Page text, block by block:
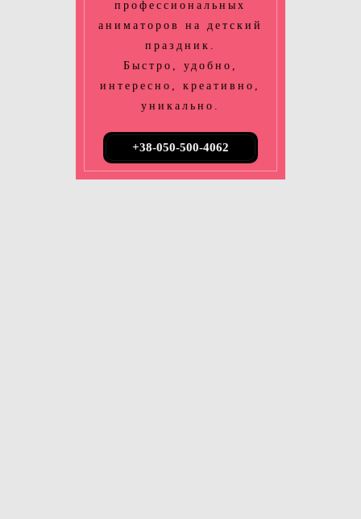
профессиональных
аниматоров на детский
праздник.
Быстро, удобно,
интересно, креативно,
уникально.
+38-050-500-4062